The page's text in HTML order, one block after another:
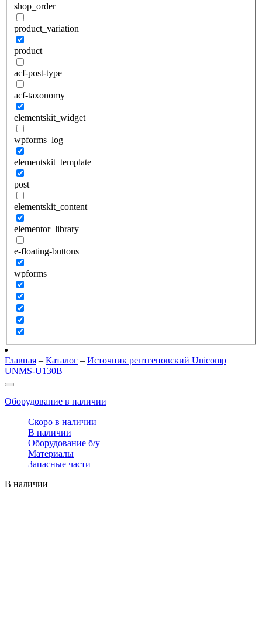
shop_order
product_variation
product
acf-post-type
acf-taxonomy
elementskit_widget
wpforms_log
elementskit_template
post
elementskit_content
elementor_library
e-floating-buttons
wpforms
Главная – Каталог – Источник рентгеновский Unicomp
UNMS-U130B
Оборудование в наличии
Скоро в наличии
В наличии
Оборудование б/у
Материалы
Запасные части
В наличии